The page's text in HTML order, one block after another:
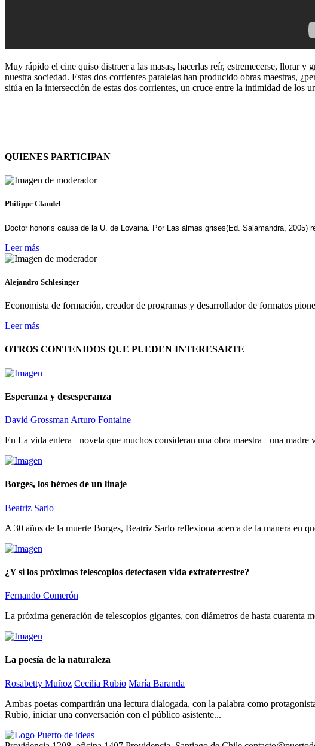
Muy rápido el cine quiso distraer a las masas, hacerlas reír, estremecerse, llorar
nuestra sociedad. Estas dos corrientes paralelas han producido obras maestras,
sitúa en la intersección de estas dos corrientes, un cruce entre la intimidad de los
QUIENES PARTICIPAN
Philippe Claudel
Doctor honoris causa de la U. de Lovaina. Por Las almas grises(Ed. Salamandra,
Leer más
Alejandro Schlesinger
Economista de formación, creador de programas y desarrollador de formatos
Leer más
OTROS CONTENIDOS QUE PUEDEN INTERESARTE
Esperanza y desesperanza
David Grossman Arturo Fontaine
En La vida entera −novela que muchos consideran una obra maestra− una
Borges, los héroes de un linaje
Beatriz Sarlo
A 30 años de la muerte Borges, Beatriz Sarlo reflexiona acerca de la manera en
¿Y si los próximos telescopios detectasen vida extraterrestre?
Fernando Comerón
La próxima generación de telescopios gigantes, con diámetros de hasta cuarenta
La poesía de la naturaleza
Rosabetty Muñoz Cecilia Rubio María Baranda
Ambas poetas compartirán una lectura dialogada, con la palabra como
Rubio, iniciar una conversación con el público asistente...